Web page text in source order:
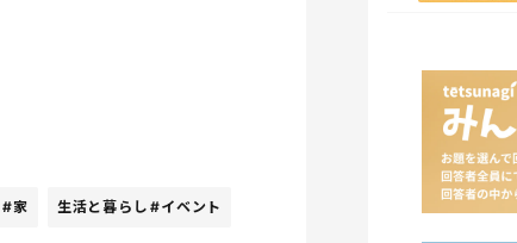
#家 生活と暮らし #イベント